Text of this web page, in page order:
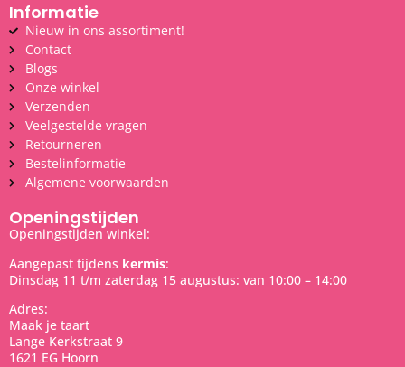
Informatie
Nieuw in ons assortiment!
Contact
Blogs
Onze winkel
Verzenden
Veelgestelde vragen
Retourneren
Bestelinformatie
Algemene voorwaarden
Openingstijden
Openingstijden winkel:
Aangepast tijdens kermis:
Dinsdag 11 t/m zaterdag 15 augustus: van 10:00 – 14:00
Adres:
Maak je taart
Lange Kerkstraat 9
1621 EG Hoorn